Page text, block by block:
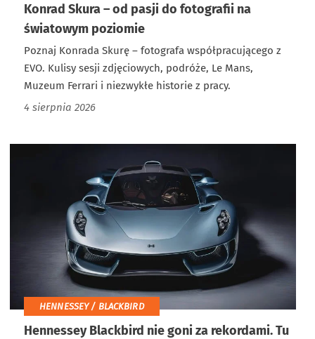
Konrad Skura – od pasji do fotografii na
światowym poziomie
Poznaj Konrada Skurę – fotografa współpracującego z
EVO. Kulisy sesji zdjęciowych, podróże, Le Mans,
Muzeum Ferrari i niezwykłe historie z pracy.
4 sierpnia 2026
HENNESSEY / BLACKBIRD
Hennessey Blackbird nie goni za rekordami. Tu